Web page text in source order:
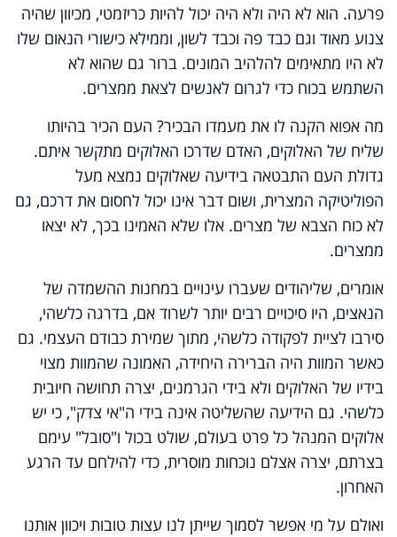
פרעה. הוא לא היה ולא היה יכול להיות כריזמטי, מכיוון שהיה
צנוע מאוד וגם כבד פה וכבד לשון, וממילא כישורי הנאום שלו
לא היו מתאימים להלהיב המונים. ברור גם שהוא לא
השתמש בכוח כדי לגרום לאנשים לצאת ממצרים.
מה אפוא הקנה לו את מעמדו הבכיר? העם הכיר בהיותו
שליח של האלוקים, האדם שדרכו האלוקים מתקשר איתם.
גדולת העם התבטאה בידיעה שאלוקים נמצא מעל
הפוליטיקה המצרית, ושום דבר אינו יכול לחסום את דרכם, גם
לא כוח הצבא של מצרים. אלו שלא האמינו בכך, לא יצאו
ממצרים.
אומרים, שליהודים שעברו עינויים במחנות ההשמדה של
הנאצים, היו סיכויים רבים יותר לשרוד אם, בדרגה כלשהי,
סירבו לציית לפקודה כלשהי, מתוך שמירת כבודם העצמי. גם
כאשר המוות היה הברירה היחידה, האמונה שהמוות מצוי
בידיו של האלוקים ולא בידי הגרמנים, יצרה תחושה חיובית
כלשהי. גם הידיעה שהשליטה אינה בידי ה"אי צדק", כי יש
אלוקים המנהל כל פרט בעולם, שולט בכול ו"סובל" עימם
בצרתם, יצרה אצלם נוכחות מוסרית, כדי להילחם עד הרגע
האחרון.
ואולם על מי אפשר לסמוך שייתן לנו עצות טובות ויכוון אותנו